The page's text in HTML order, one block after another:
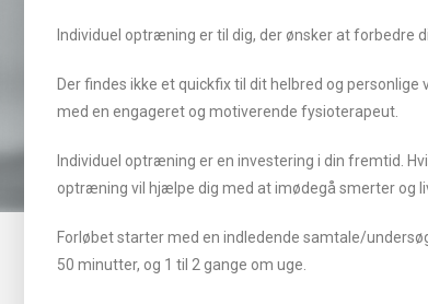
Individuel optræning er til dig, der ønsker at forbedre
Der findes ikke et quickfix til dit helbred og
med en engageret og motiverende fysioterapeut.
Individuel optræning er en investering i din fremtid.
optræning vil hjælpe dig med at imødegå smerter og
Forløbet starter med en indledende samtale/
50 minutter, og 1 til 2 gange om uge.